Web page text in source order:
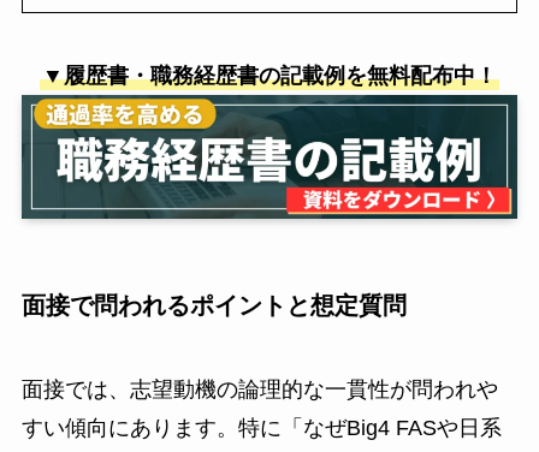
▼履歴書・職務経歴書の記載例を無料配布中！
面接で問われるポイントと想定質問
面接では、志望動機の論理的な一貫性が問われや
すい傾向にあります。特に「なぜBig4 FASや日系